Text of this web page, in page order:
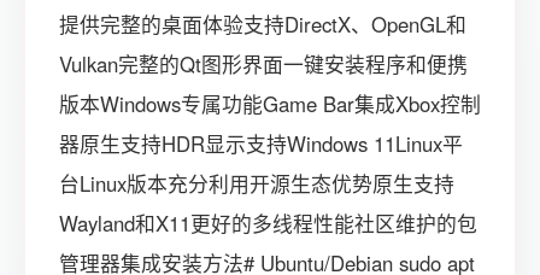
提供完整的桌面体验支持DirectX、OpenGL和
Vulkan完整的Qt图形界面一键安装程序和便携
版本Windows专属功能Game Bar集成Xbox控制
器原生支持HDR显示支持Windows 11Linux平
台Linux版本充分利用开源生态优势原生支持
Wayland和X11更好的多线程性能社区维护的包
管理器集成安装方法# Ubuntu/Debian sudo apt